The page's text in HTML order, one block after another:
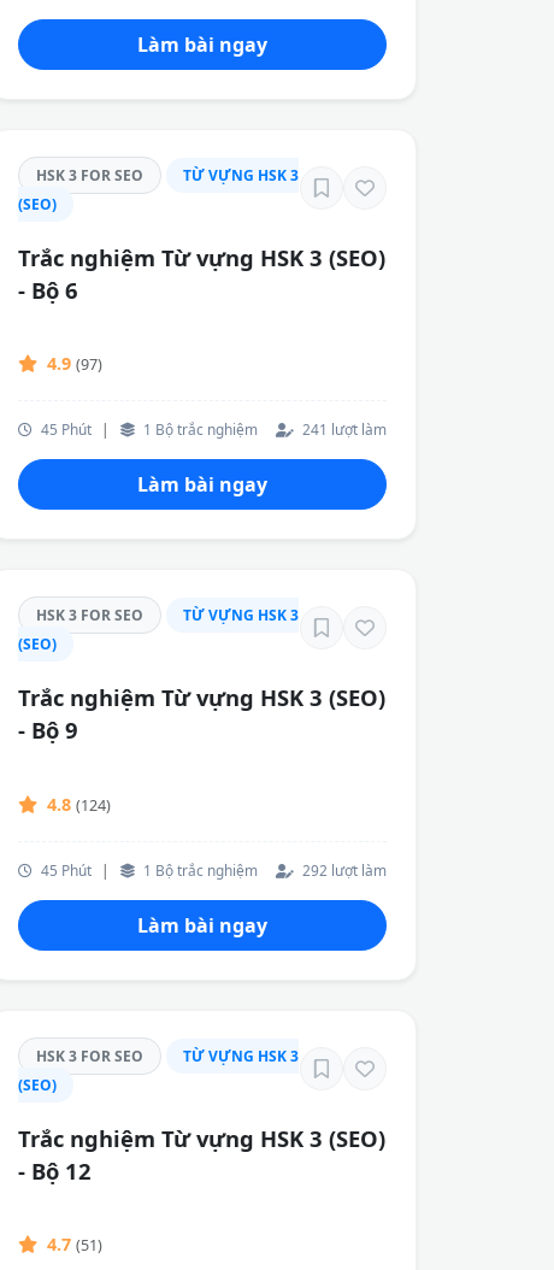
Làm bài ngay
HSK 3 FOR SEO
TỪ VỰNG HSK 3
(SEO)
Trắc nghiệm Từ vựng HSK 3 (SEO)
- Bộ 6
4.9 (97)
45 Phút | 1 Bộ trắc nghiệm 241 lượt làm
Làm bài ngay
HSK 3 FOR SEO
TỪ VỰNG HSK 3
(SEO)
Trắc nghiệm Từ vựng HSK 3 (SEO)
- Bộ 9
4.8 (124)
45 Phút | 1 Bộ trắc nghiệm 292 lượt làm
Làm bài ngay
HSK 3 FOR SEO
TỪ VỰNG HSK 3
(SEO)
Trắc nghiệm Từ vựng HSK 3 (SEO)
- Bộ 12
4.7 (51)